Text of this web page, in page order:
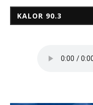
KALOR 90.3